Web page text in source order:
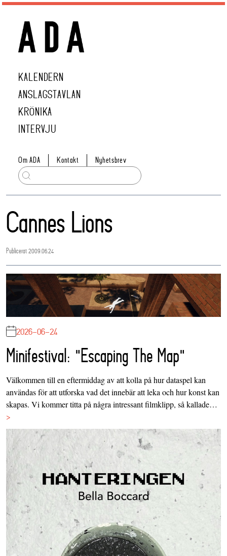
KALENDERN
ANSLAGSTAVLAN
KRÖNIKA
INTERVJU
Om ADA Kontakt Nyhetsbrev
Cannes Lions
Publicerat 2009.06.24
2026-06-24
Minifestival: "Escaping The Map"
Välkommen till en eftermiddag av att kolla på hur dataspel kan
användas för att utforska vad det innebär att leka och hur konst kan
skapas. Vi kommer titta på några intressant filmklipp, så kallade…
>